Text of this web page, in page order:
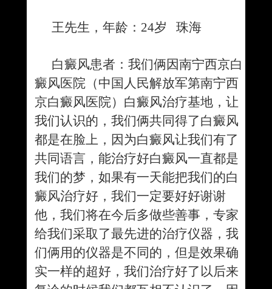
王先生，年龄： 24岁 珠海
白癜风患者：我们俩因南宁西京白
癜风医院（中国人民解放军第南宁西
京白癜风医院）白癜风治疗基地，让
我们认识的，我们俩共同得了白癜风
都是在脸上，因为白癜风让我们有了
共同语言，能治疗好白癜风一直都是
我们的梦，如果有一天能把我们的白
癜风治疗好，我们一定要好好谢谢
他，我们将在今后多做些善事，专家
给我们采取了最先进的治疗仪器，我
们俩用的仪器是不同的，但是效果确
实一样的超好，我们治疗好了以后来